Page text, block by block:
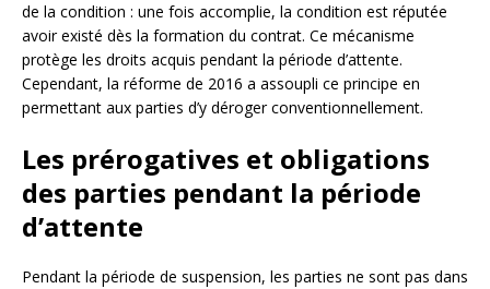
de la condition : une fois accomplie, la condition est réputée
avoir existé dès la formation du contrat. Ce mécanisme
protège les droits acquis pendant la période d’attente.
Cependant, la réforme de 2016 a assoupli ce principe en
permettant aux parties d’y déroger conventionnellement.
Les prérogatives et obligations
des parties pendant la période
d’attente
Pendant la période de suspension, les parties ne sont pas dans